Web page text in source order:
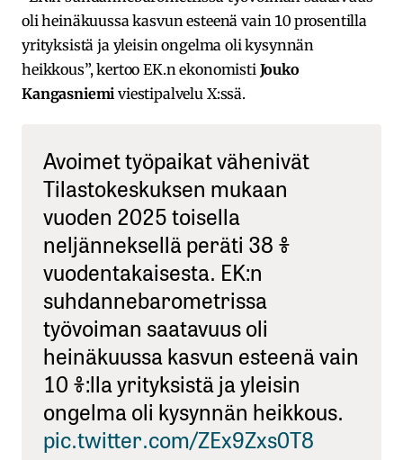
oli heinäkuussa kasvun esteenä vain 10 prosentilla
yrityksistä ja yleisin ongelma oli kysynnän
heikkous”, kertoo EK.n ekonomisti Jouko
Kangasniemi viestipalvelu X:ssä.
Avoimet työpaikat vähenivät
Tilastokeskuksen mukaan
vuoden 2025 toisella
neljänneksellä peräti 38 %
vuodentakaisesta. EK:n
suhdannebarometrissa
työvoiman saatavuus oli
heinäkuussa kasvun esteenä vain
10 %:lla yrityksistä ja yleisin
ongelma oli kysynnän heikkous.
pic.twitter.com/ZEx9Zxs0T8